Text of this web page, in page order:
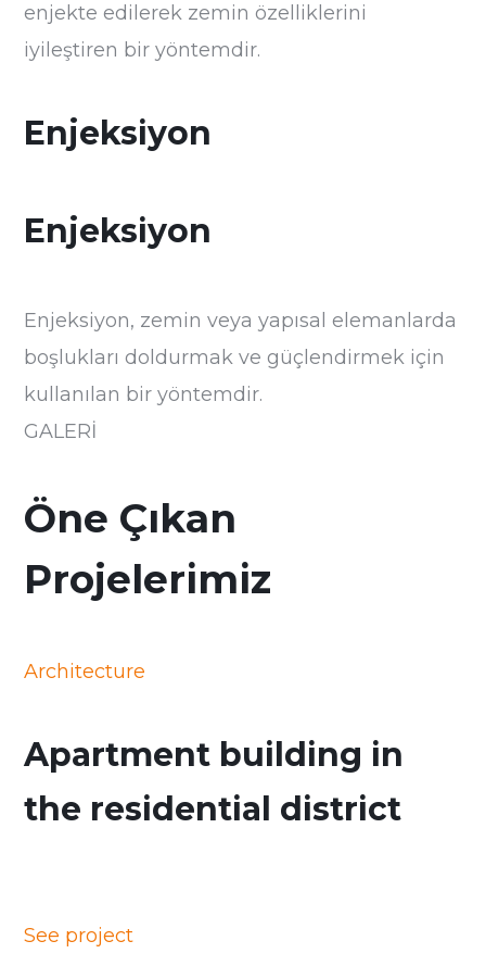
enjekte edilerek zemin özelliklerini
iyileştiren bir yöntemdir.
Enjeksiyon
Enjeksiyon
Enjeksiyon, zemin veya yapısal elemanlarda
boşlukları doldurmak ve güçlendirmek için
kullanılan bir yöntemdir.
GALERİ
Öne Çıkan
Projelerimiz
Architecture
Apartment building in
the residential district
See project